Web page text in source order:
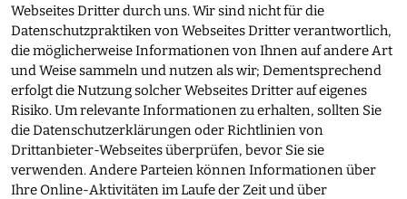
Webseites Dritter durch uns. Wir sind nicht für die
Datenschutzpraktiken von Webseites Dritter verantwortlich,
die möglicherweise Informationen von Ihnen auf andere Art
und Weise sammeln und nutzen als wir; Dementsprechend
erfolgt die Nutzung solcher Webseites Dritter auf eigenes
Risiko. Um relevante Informationen zu erhalten, sollten Sie
die Datenschutzerklärungen oder Richtlinien von
Drittanbieter-Webseites überprüfen, bevor Sie sie
verwenden. Andere Parteien können Informationen über
Ihre Online-Aktivitäten im Laufe der Zeit und über